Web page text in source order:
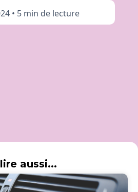
• 5 min de lecture
aussi...